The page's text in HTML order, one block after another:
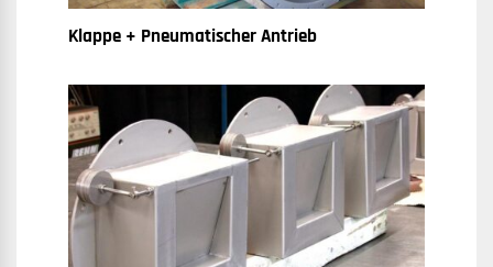
Klappe + Pneumatischer Antrieb